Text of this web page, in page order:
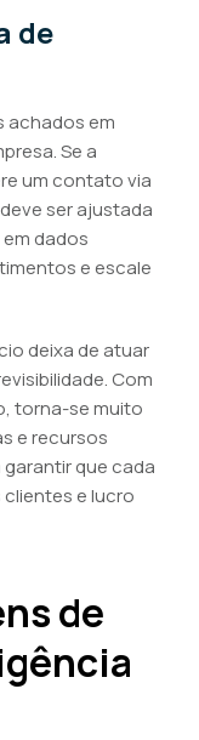
de
achados em
Se a
um contato via
ser ajustada
dados
e escale
deixa de atuar
Com
torna-se muito
e recursos
que cada
e lucro
de